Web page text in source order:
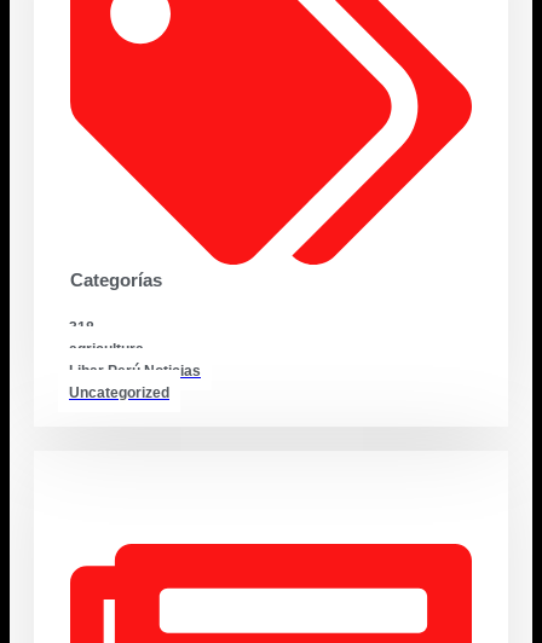
Categorías
318
agricultura
Lihar Perú Noticias
Uncategorized